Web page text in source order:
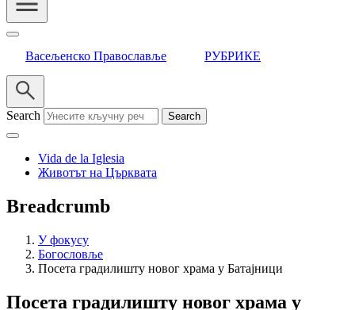
Васељенско Православље РУБРИКЕ
Search
Vida de la Iglesia
Животът на Църквата
Breadcrumb
У фокусу
Богословље
Посета градилишту новог храма у Батајници
Посета градилишту новог храма у